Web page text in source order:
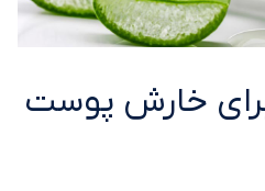
خارش پوست